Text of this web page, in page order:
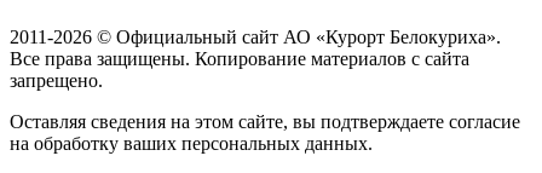
2011-2026 © Официальный сайт АО «Курорт Белокуриха».
Все права защищены. Копирование материалов с сайта
запрещено.
Оставляя сведения на этом сайте, вы подтверждаете согласие
на обработку ваших персональных данных.